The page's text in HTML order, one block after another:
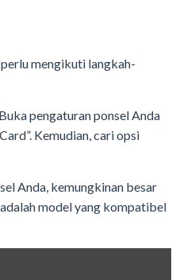
mengikuti langkah-
pengaturan ponsel Anda
Kemudian, cari opsi
Anda, kemungkinan besar
model yang kompatibel